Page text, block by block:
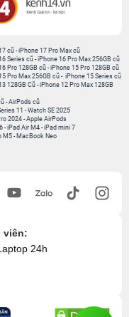
cũ -iPhone 17 Pro Max cũ
Series cũ - iPhone 16 Pro Max 256GB cũ
Pro 128GB cũ-iPhone 15 Pro 128GB cũ
Pro Max 256GB cũ - iPhone 15 Series cũ
128GB Cũ -iPhone 12 Pro Max 128GB
-AirPods cũ
11 -Watch SE 2025
2024-Apple AirPods
-iPad Air M4 -iPad mini 7
M5 - MacBook Neo
viên:
24h